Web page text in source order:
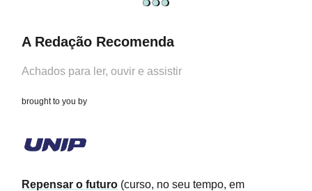
A Redação Recomenda
Achados para ler, ouvir e assistir
brought to you by
Repensar o futuro (curso, no seu tempo, em